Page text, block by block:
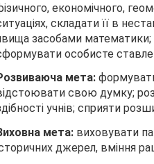
економічного,
складати її в
засобами математики;
особисте
мета:
свою думку;
учнів; сприяти
мета: виховувати
джерел, вміння